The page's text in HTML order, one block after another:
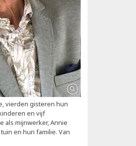
vierden gisteren hun
en vijf
als mijnwerker, Annie
en hun familie. Van